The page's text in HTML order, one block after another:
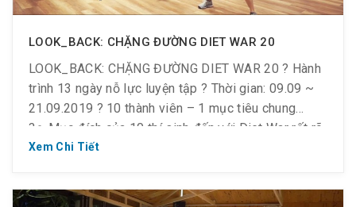
? Xin chúc mừng những thí sinh giảm được số cân
nặng nhiều nhất:
LOOK_BACK: CHẶNG ĐƯỜNG DIET WAR 20
LOOK_BACK: CHẶNG ĐƯỜNG DIET WAR 20 ? Hành
trình 13 ngày nỗ lực luyện tập ? Thời gian: 09.09 ~
21.09.2019 ? 10 thành viên – 1 mục tiêu chung
?‍♀️ Mục đích của 10 thí sinh đến với Diet War rất rõ
ràng, đó là giảm c-ân thành công và có một sức
Xem Chi Tiết